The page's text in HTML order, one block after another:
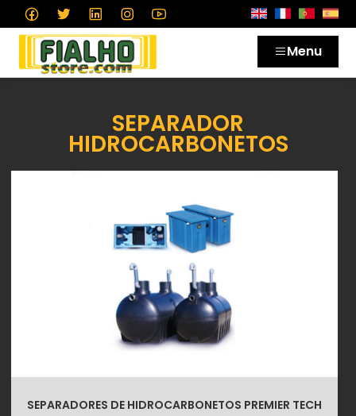
Menu
SEPARADOR
HIDROCARBONETOS
SEPARADORES DE HIDROCARBONETOS PREMIER TECH